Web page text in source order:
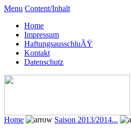
Menu Content/Inhalt
Home
Impressum
HaftungsausschluÃŸ
Kontakt
Datenschutz
Home Saison 2013/2014...